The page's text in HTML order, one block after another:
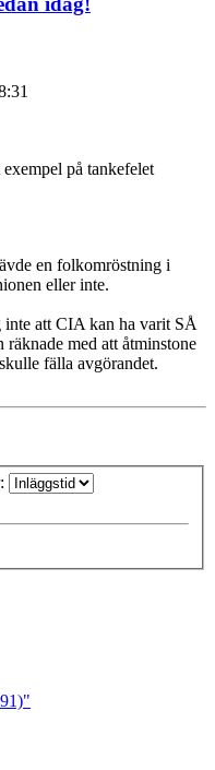
på tankefelet
en folkomröstning i
eller inte.
inte att CIA kan ha varit SÅ
med att åtminstone
fälla avgörandet.